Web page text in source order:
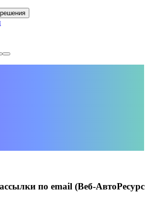
по email (Веб-АвтоРесурс